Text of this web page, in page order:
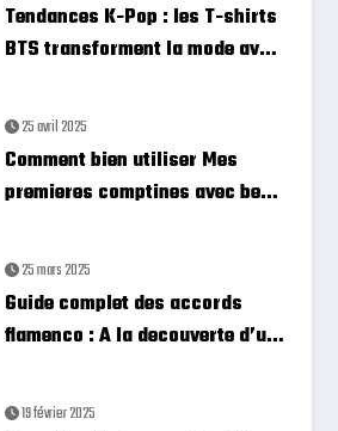
Tendances K-Pop : les T-shirts
BTS transforment la mode avec
25 avril 2025
Comment bien utiliser Mes
premieres comptines avec bebe
pour creer des moments
complices
25 mars 2025
Guide complet des accords
flamenco : A la decouverte d’un
19 février 2025